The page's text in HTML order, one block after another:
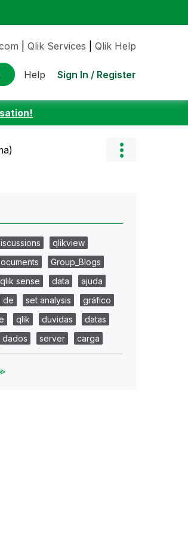
Qlik Services Qlik Help
Help Sign In / Register
qlikview
Group_Blogs
qlik sense data
ajuda
de set analysis
gráfico
qlik duvidas
datas
dados server carga